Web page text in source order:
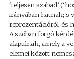
‘teljesen szabad’
irányában hatnak; s
reprezentációról, és
A szóban forgó
alapulnak, amely a
elemei között